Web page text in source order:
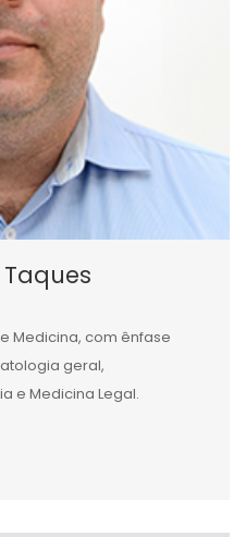
Medicina, com ênfase
geral,
e Medicina Legal.